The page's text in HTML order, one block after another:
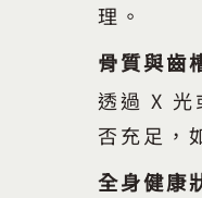
理。
骨質與齒
透過 X 光
否充足，
全身健康